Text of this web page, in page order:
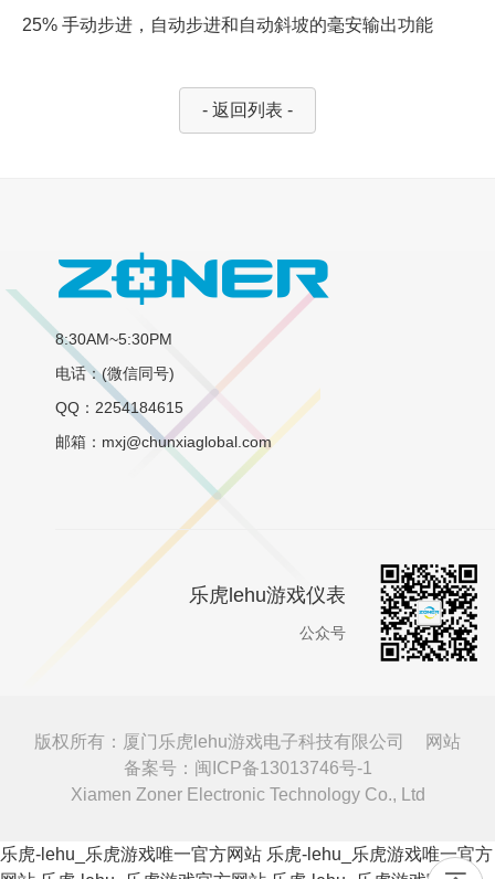
25% 手动步进，自动步进和自动斜坡的毫安输出功能
- 返回列表 -
8:30AM~5:30PM
电话：(微信同号)
QQ：2254184615
邮箱：mxj@chunxiaglobal.com
乐虎lehu游戏仪表
公众号
版权所有：厦门乐虎lehu游戏电子科技有限公司
网站
备案号：闽ICP备13013746号-1
Xiamen Zoner Electronic Technology Co., Ltd
乐虎-lehu_乐虎游戏唯一官方网站 乐虎-lehu_乐虎游戏唯一官方